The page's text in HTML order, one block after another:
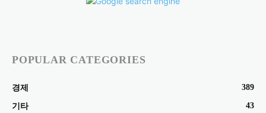
POPULAR CATEGORIES
경제 389
기타 43